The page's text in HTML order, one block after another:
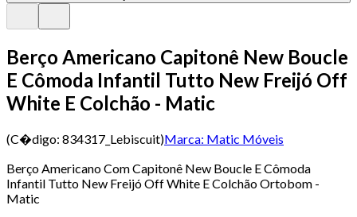
Berço Americano Capitonê New Boucle
E Cômoda Infantil Tutto New Freijó Off
White E Colchão - Matic
(C�digo: 834317_Lebiscuit)Marca: Matic Móveis
Berço Americano Com Capitonê New Boucle E Cômoda
Infantil Tutto New Freijó Off White E Colchão Ortobom -
Matic